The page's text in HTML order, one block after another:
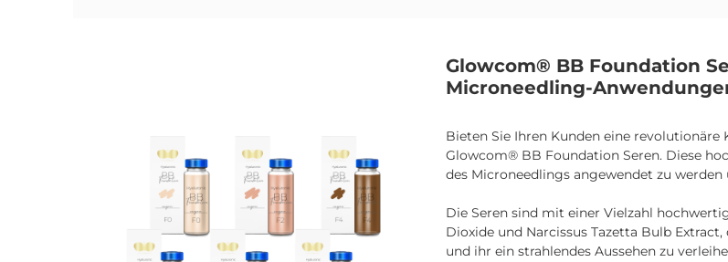
Nadelmodule
verpackt – für
Arbeiten. 📦 Lieferumfang: 1 ×
Microneedling Pen 5 ×
Nadeln 5 × 12er Nadeln 2 × Nano-
Nadeln USB-C
r der
16233303
Glowcom® BB Foundation
Microneedling-
Bieten Sie Ihren Kunden eine revolutionäre
Glowcom® BB Foundation Seren. Diese
des Microneedlings angewendet zu
Die Seren sind mit einer Vielzahl
Dioxide und Narcissus Tazetta Bulb
und ihr ein strahlendes Aussehen zu